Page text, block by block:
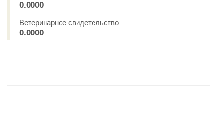
0.0000
Ветеринарное свидетельство
0.0000